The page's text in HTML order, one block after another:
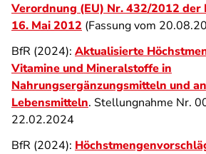
Verordnung (EU) Nr. 432/2012 der
16. Mai 2012 (Fassung vom
BfR (2024): Aktualisierte
Vitamine und Mineralstoffe in
Nahrungsergänzungsmitteln und
Lebensmitteln. Stellungnahme Nr.
22.02.2024
BfR (2024):